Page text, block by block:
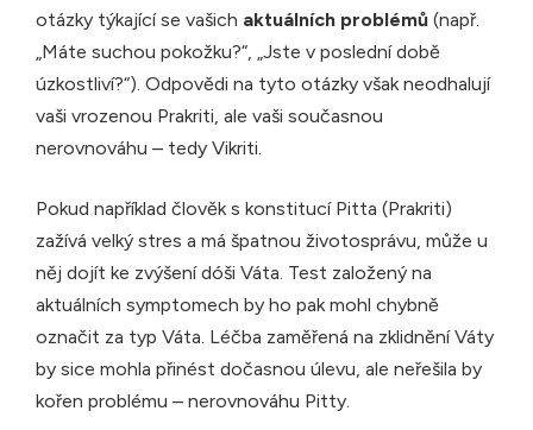
otázky týkající se vašich aktuálních problémů (např.
„Máte suchou pokožku?“, „Jste v poslední době
úzkostliví?“). Odpovědi na tyto otázky však neodhalují
vaši vrozenou Prakriti, ale vaši současnou
nerovnováhu – tedy Vikriti.
Pokud například člověk s konstitucí Pitta (Prakriti)
zažívá velký stres a má špatnou životosprávu, může u
něj dojít ke zvýšení dóši Váta. Test založený na
aktuálních symptomech by ho pak mohl chybně
označit za typ Váta. Léčba zaměřená na zklidnění Váty
by sice mohla přinést dočasnou úlevu, ale neřešila by
kořen problému – nerovnováhu Pitty.